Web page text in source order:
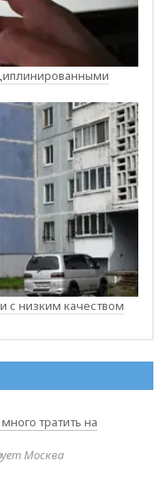
с низким качеством
тратить на
Москва